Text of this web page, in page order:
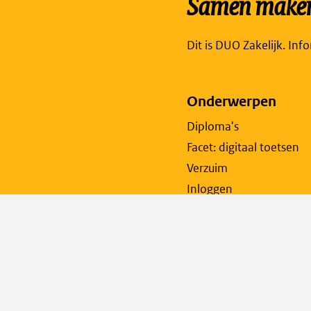
Dit is DUO Zakelijk.
Onderwerpen
Diploma's
Facet: digitaal toetsen
Verzuim
Inloggen